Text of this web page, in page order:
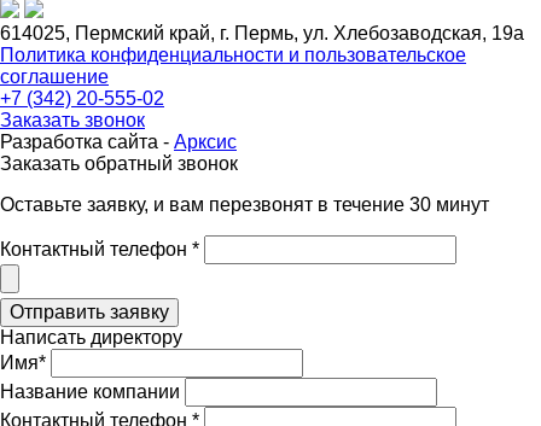
614025, Пермский край, г. Пермь, ул. Хлебозаводская, 19а
Политика конфиденциальности и пользовательское
соглашение
+7 (342) 20-555-02
Заказать звонок
Разработка сайта - Арксис
Заказать обратный звонок
Оставьте заявку, и вам перезвонят в течение 30 минут
Контактный телефон *
Написать директору
Имя*
Название компании
Контактный телефон *